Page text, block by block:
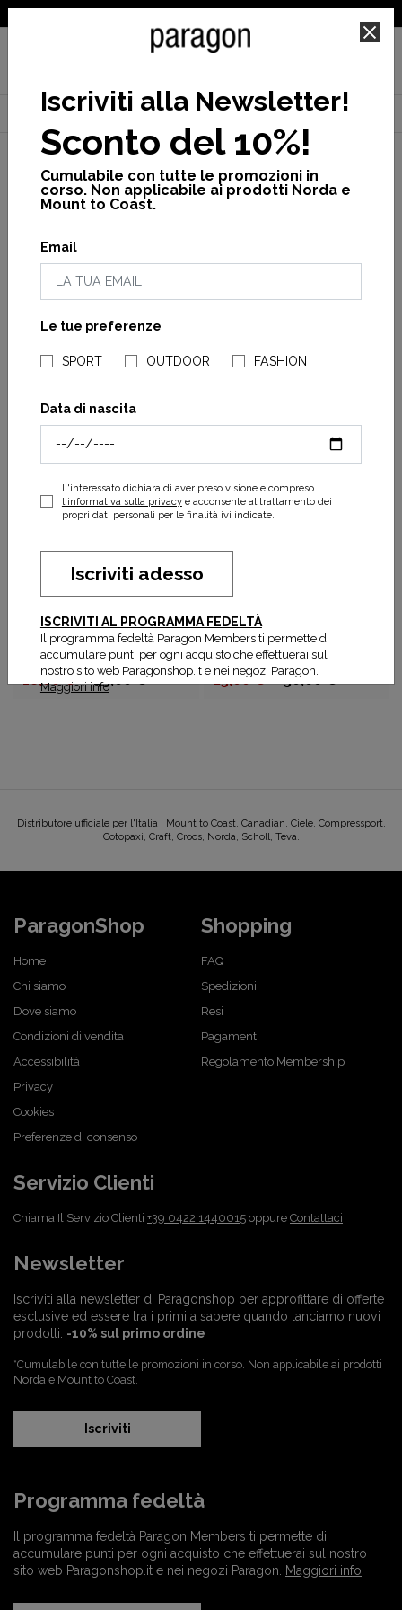
NEGOZI PARAGONSHOP
Home Sport Accessori Accessori Cinture Running
per
Zaini
Running
Cinture
Running
e fasce
APPLICA
FILTRI
Compressport
da 12,00 € 30,00 €
Compressport
Compressport
FREE BELT PRO
18,00 € 45,00 €
Compressport
Free Belt Pro Stay Behind
25,00 € 50,00 €
Distributore ufficiale per l'Italia | Mount to Coast, Canadian, Ciele, Compressport,
Cotopaxi, Craft, Crocs, Norda, Scholl, Teva.
ParagonShop
Home
Chi siamo
Dove siamo
Condizioni di vendita
Accessibilità
Privacy
Cookies
Preferenze di consenso
Shopping
FAQ
Spedizioni
Resi
Pagamenti
Regolamento Membership
Servizio Clienti
Chiama Il Servizio Clienti +39 0422 1440015 oppure Contattaci
Newsletter
Iscriviti alla newsletter di Paragonshop per approfittare di offerte
esclusive ed essere tra i primi a sapere quando lanciamo nuovi
prodotti. -10% sul primo ordine
*Cumulabile con tutte le promozioni in corso. Non applicabile ai prodotti
Norda e Mount to Coast.
Iscriviti
Programma fedeltà
Il programma fedeltà Paragon Members ti permette di
accumulare punti per ogni acquisto che effettuerai sul nostro
sito web Paragonshop.it e nei negozi Paragon.
Maggiori info
Iscriviti alla Newsletter!
Sconto del 10%!
Cumulabile con tutte le promozioni in
corso. Non applicabile ai prodotti Norda e
Mount to Coast.
Email
Le tue preferenze
SPORT OUTDOOR FASHION
Data di nascita
L'interessato dichiara di aver preso visione e compreso
l'informativa sulla privacye acconsente al trattamento dei
propri dati personali per le finalità ivi indicate.
Iscriviti adesso
ISCRIVITI AL PROGRAMMA FEDELTÀ
Il programma fedeltà Paragon Members ti permette di
accumulare punti per ogni acquisto che effettuerai sul
nostro sito web Paragonshop.it e nei negozi Paragon.
Maggiori info